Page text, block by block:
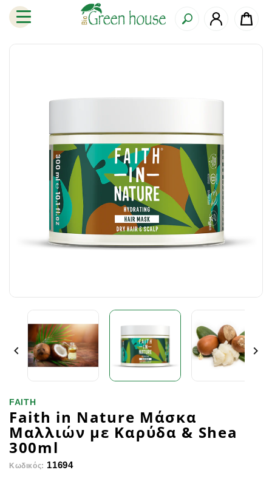
 
FAITH
Faith in Nature Μάσκα
Μαλλιών με Καρύδα & Shea
300ml
Κωδικός: 11694